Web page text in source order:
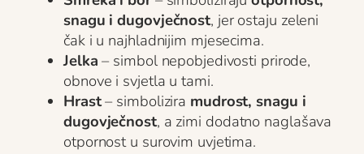
snagu i dugovječnost, jer ostaju zeleni
čak i u najhladnijim mjesecima.
Jelka– simbol nepobjedivosti prirode,
obnove i svjetla u tami.
Hrast– simbolizira mudrost, snagu i
dugovječnost, a zimi dodatno naglašava
otpornost u surovim uvjetima.